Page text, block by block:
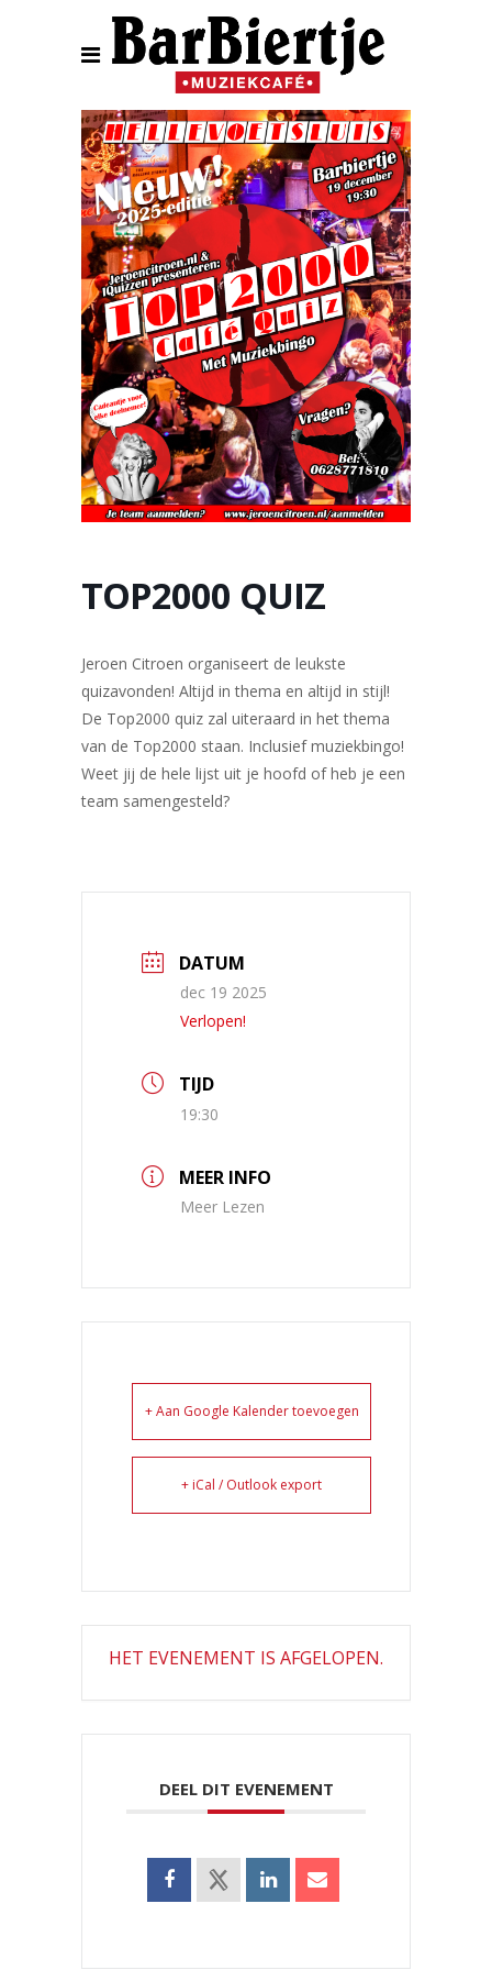
TOP2000 QUIZ
Jeroen Citroen organiseert de leukste
quizavonden! Altijd in thema en altijd in stijl!
De Top2000 quiz zal uiteraard in het thema
van de Top2000 staan. Inclusief muziekbingo!
Weet jij de hele lijst uit je hoofd of heb je een
team samengesteld?
DATUM
dec 19 2025
Verlopen!
TIJD
19:30
MEER INFO
Meer Lezen
+ Aan Google Kalender toevoegen
+ iCal / Outlook export
HET EVENEMENT IS AFGELOPEN.
DEEL DIT EVENEMENT